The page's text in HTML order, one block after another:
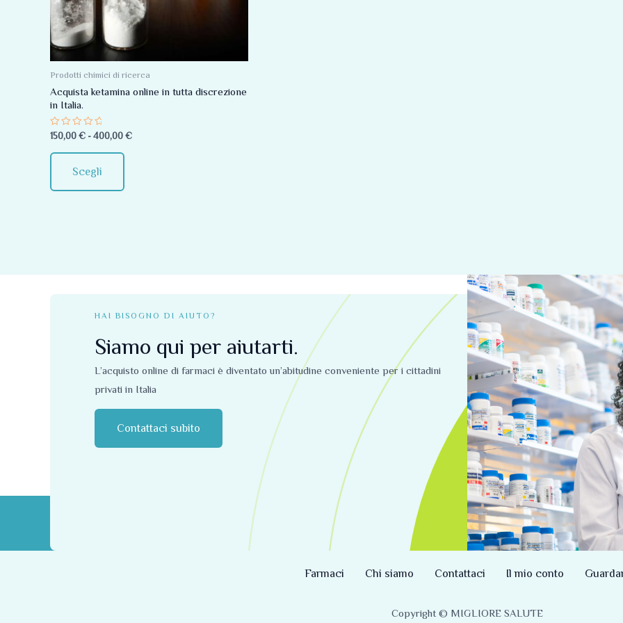
Prodotti chimici di ricerca
Acquista ketamina online in tutta discrezione
in Italia.
Valutato
0
su
5
150,00 € - 400,00 €
Scegli
Le
opzioni
possono
essere
scelte
HAI BISOGNO DI AIUTO?
Siamo qui per aiutarti.
L’acquisto online di farmaci è diventato un’abitudine conveniente per i cittadini
privati ​​in Italia
Contattaci subito
Farmaci Chi siamo Contattaci Il mio conto
Copyright © MIGLIORE SALUTE